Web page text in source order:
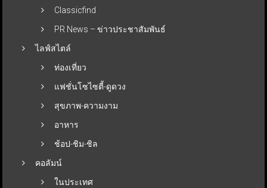
Classicfind
PR News – ข่าวประชาสัมพันธ์
ไลฟ์สไตล์
ท่องเที่ยว
แฟชั่นโซไซตี้-ดูดวง
สุขภาพ-ความงาม
อาหาร
ช้อป-ชิม-ชิล
คอลัมน์
ในประเทศ